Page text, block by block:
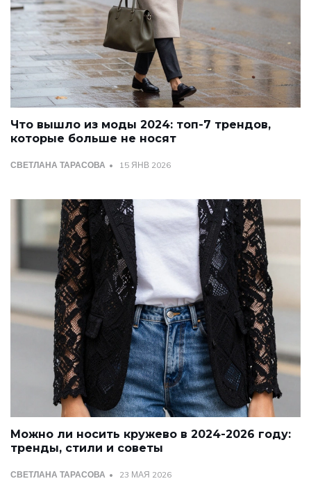
Что вышло из моды 2024: топ-7 трендов,
которые больше не носят
СВЕТЛАНА ТАРАСОВА 15 ЯНВ 2026
Можно ли носить кружево в 2024-2026 году:
тренды, стили и советы
СВЕТЛАНА ТАРАСОВА 23 МАЯ 2026